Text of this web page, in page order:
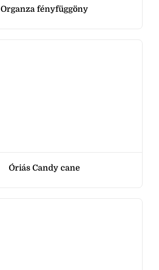
Organza fényfüggöny
Óriás Candy cane